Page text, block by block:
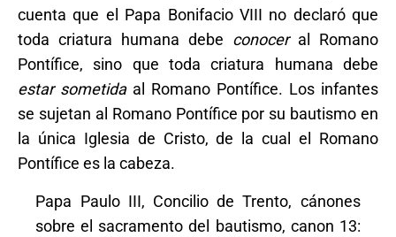
cuenta que el Papa Bonifacio VIII no declaró que
toda criatura humana debe conoceral Romano
Pontífice, sino que toda criatura humana debe
estar sometida al Romano Pontífice. Los infantes
se sujetan al Romano Pontífice por su bautismo en
la única Iglesia de Cristo, de la cual el Romano
Pontífice es la cabeza.
Papa Paulo III, Concilio de Trento, cánones
sobre el sacramento del bautismo, canon 13: